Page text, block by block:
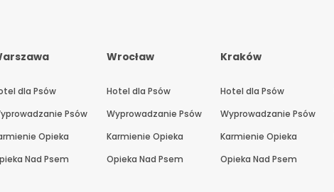
dla Psów
Psów
Opieka
Nad Psem
Wrocław
Hotel dla Psów
Wyprowadzanie Psów
Karmienie Opieka
Opieka Nad Psem
Kraków
Hotel dla Psów
Wyprowadzanie Psów
Karmienie Opieka
Opieka Nad Psem